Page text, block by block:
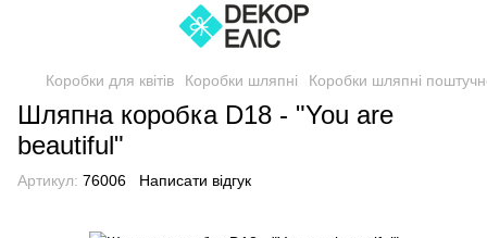
Коробки для квітів Коробки шляпні Коробки шляпні
Шляпна коробка D18 - "You are
beautiful"
Артикул: 76006 Написати відгук